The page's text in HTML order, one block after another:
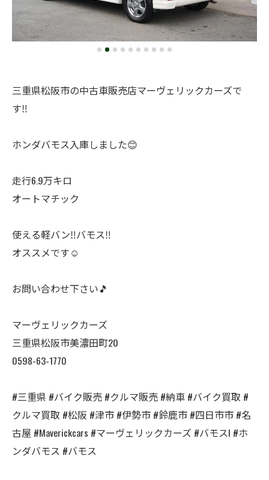
三重県松阪市の中古車販売店マーヴェリックカーズで
す‼️
ホンダバモス入庫しました😊
走行6.9万キロ
オートマチック
使える軽バン‼️バモス‼️
オススメです☺️
お問い合わせ下さい🎵
マーヴェリックカーズ
三重県松阪市美濃田町20
0598-63-1770
#三重県 #バイク販売 #クルマ販売 #納車 #バイク買取 #
クルマ買取 #松阪 #津市 #伊勢市 #鈴鹿市 #四日市市 #名
古屋 #Maverickcars #マーヴェリックカーズ #バモスl #ホ
ンダバモス #バモス